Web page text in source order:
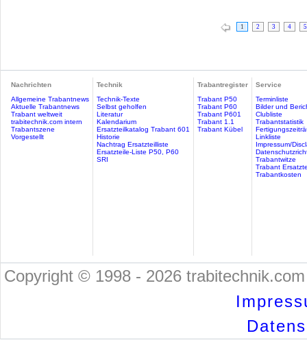
1 2 3 4 5
Nachrichten
Allgemeine Trabantnews
Aktuelle Trabantnews
Trabant weltweit
trabitechnik.com intern
Trabantszene
Vorgestellt
Technik
Technik-Texte
Selbst geholfen
Literatur
Kalendarium
Ersatzteilkatalog Trabant 601
Historie
Nachtrag Ersatzteilliste
Ersatzteile-Liste P50, P60
SRI
Trabantregister
Trabant P50
Trabant P60
Trabant P601
Trabant 1.1
Trabant Kübel
Service
Terminliste
Bilder und
Clubliste
Trabantstatistik
Linkliste
Impressum/
Trabantwitze
Trabant
Trabantkosten
Copyright © 1998 - 2026